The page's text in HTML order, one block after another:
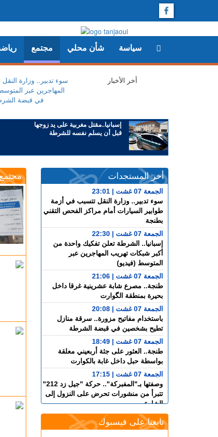
مجتمع شأن محلي سياسة
+ سوء تدبير.. وزارة
المهاجرين عبر
في قبضة
أخر الأخبار
إسبانيا..مقتل مغربية على يد زوجها
قبل أن يسلم نفسه للشرطة
أخر المستجدات
الجمعة 07 غشت | 23:01
سوء تدبير.. وزارة النقل تتسبب في أزمة
طوابير السيارات أمام مراكز الفحص التقني
بطنجة
الجمعة 07 غشت | 22:30
إسبانيا.. الشرطة تعلن تفكيك واحدة من
أكبر شبكات تهريب المهاجرين عبر
المتوسط (فيديو)
الجمعة 07 غشت | 21:06
طنجة.. مصرع شابة عشرينية غرقا داخل
بحيرة بمنطقة الگوارت
الجمعة 07 غشت | 20:08
باستخدام مفاتيح مزورة.. سرقة منازل
تطيح بشخصين في قبضة الشرطة
الجمعة 07 غشت | 18:49
طنجة.. العثور على جثة أربعيني معلقة
بواسطة حبل داخل غابة بالكوارت
الجمعة 07 غشت | 17:15
وصفتها بـ"المفبركة".. حركة "جيل زد 212"
تتبرأ من منشورات تحرض على النزول إلى
الشارع
الجمعة 07 غشت | 14:52
تفوق الـ40 درجة.. المغرب يواجه موجة حر
تابعنا على فيسبوك